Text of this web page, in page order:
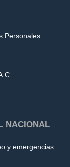
Personales
NACIONAL
y emergencias: